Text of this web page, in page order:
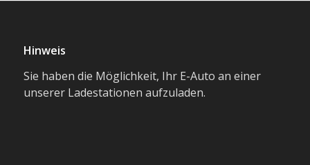
Hinweis
Sie haben die Möglichkeit, Ihr E-Auto an einer
unserer Ladestationen aufzuladen.